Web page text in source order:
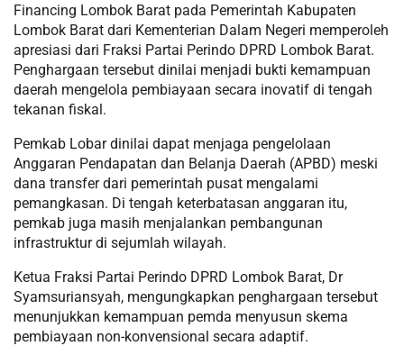
Financing Lombok Barat pada Pemerintah Kabupaten
Lombok Barat dari Kementerian Dalam Negeri memperoleh
apresiasi dari Fraksi Partai Perindo DPRD Lombok Barat.
Penghargaan tersebut dinilai menjadi bukti kemampuan
daerah mengelola pembiayaan secara inovatif di tengah
tekanan fiskal.
Pemkab Lobar dinilai dapat menjaga pengelolaan
Anggaran Pendapatan dan Belanja Daerah (APBD) meski
dana transfer dari pemerintah pusat mengalami
pemangkasan. Di tengah keterbatasan anggaran itu,
pemkab juga masih menjalankan pembangunan
infrastruktur di sejumlah wilayah.
Ketua Fraksi Partai Perindo DPRD Lombok Barat, Dr
Syamsuriansyah, mengungkapkan penghargaan tersebut
menunjukkan kemampuan pemda menyusun skema
pembiayaan non-konvensional secara adaptif.